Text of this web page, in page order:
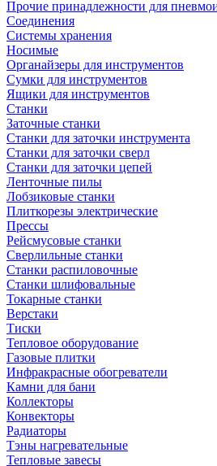
Прочие принадлежности для
Соединения
Системы хранения
Носимые
Органайзеры для инструментов
Сумки для инструментов
Ящики для инструментов
Станки
Заточные станки
Станки для заточки инструмента
Станки для заточки сверл
Станки для заточки цепей
Ленточные пилы
Лобзиковые станки
Плиткорезы электрические
Прессы
Рейсмусовые станки
Сверлильные станки
Станки распиловочные
Станки шлифовальные
Токарные станки
Верстаки
Тиски
Тепловое оборудование
Газовые плитки
Инфракрасные обогреватели
Камни для бани
Коллекторы
Конвекторы
Радиаторы
Тэны нагревательные
Тепловые завесы